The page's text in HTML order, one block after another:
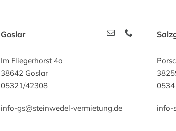
Goslar
Im Fliegerhorst 4a
38642 Goslar
05321/42308
info-gs@steinwedel-vermietung.de info-